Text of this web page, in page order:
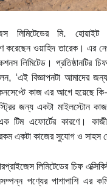
লিমিটেডের মি. হোয়াইট
করেছেন ওয়াহিদ তারেক। এর
লিমিটেড। প্রতিষ্ঠানটির
‘এই বিজ্ঞাপনটা আমাদের
কাজ এর আগে হয়েছে
জন্য একটা মাইলস্টোন
টিম এফোর্টের কারণে। কাজী
একটা কাজের সুযোগ ও সাহস
লিমিটেডের চিফ
পণ্যের পাশাপাশি এর